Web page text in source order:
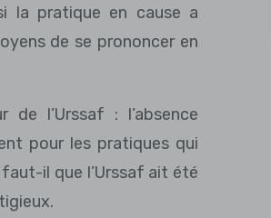
la pratique en cause a
de se prononcer en
l’Urssaf : l’absence
pour les pratiques qui
il que l’Urssaf ait été